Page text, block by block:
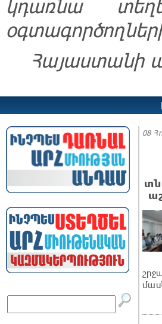
կդառնա
Հայաստանի
08